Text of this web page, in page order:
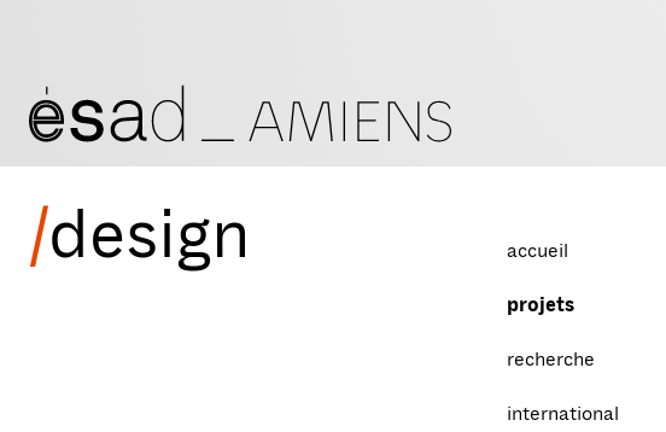
/design accueil
projets
recherche
international